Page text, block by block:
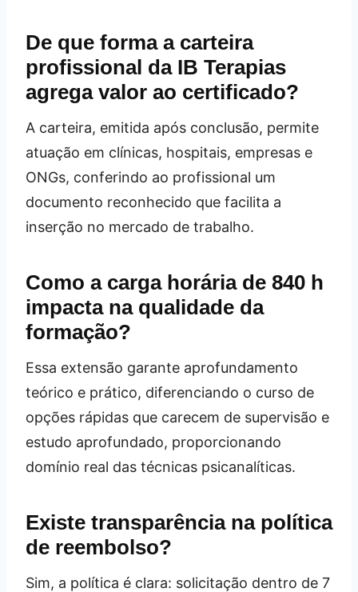
De que forma a carteira
profissional da IB Terapias
agrega valor ao certificado?
A carteira, emitida após conclusão, permite
atuação em clínicas, hospitais, empresas e
ONGs, conferindo ao profissional um
documento reconhecido que facilita a
inserção no mercado de trabalho.
Como a carga horária de 840 h
impacta na qualidade da
formação?
Essa extensão garante aprofundamento
teórico e prático, diferenciando o curso de
opções rápidas que carecem de supervisão e
estudo aprofundado, proporcionando
domínio real das técnicas psicanalíticas.
Existe transparência na política
de reembolso?
Sim, a política é clara: solicitação dentro de 7